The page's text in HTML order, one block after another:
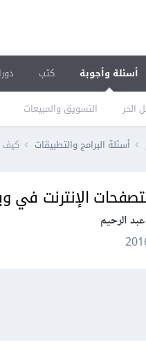
أسئلة وأجوبة
الحر التسويق والمبيعات
كتب
أسئلة البرامج والتطبيقات كيف
الإنترنت في
الرحيم